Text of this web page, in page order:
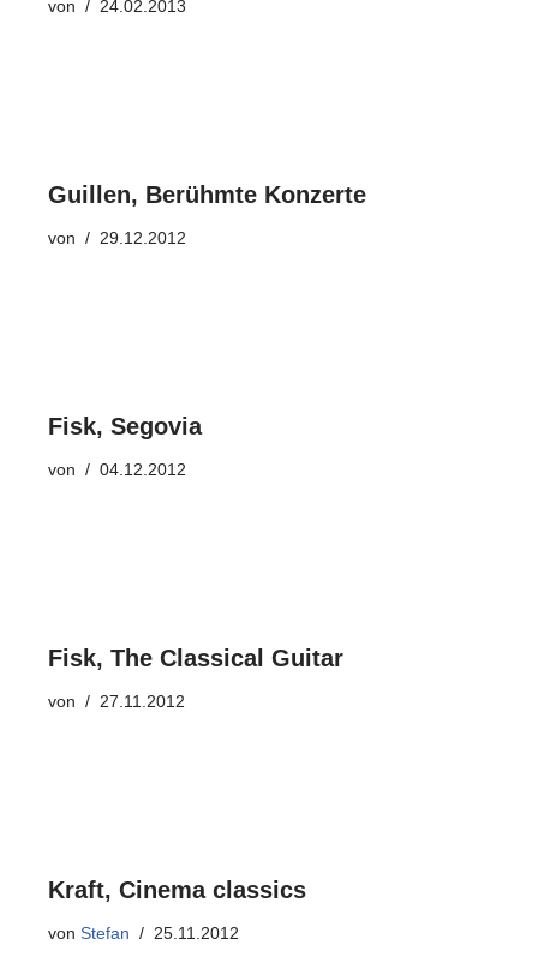
von 24.02.2013
Guillen, Berühmte Konzerte
von 29.12.2012
Fisk, Segovia
von 04.12.2012
Fisk, The Classical Guitar
von 27.11.2012
Kraft, Cinema classics
von Stefan 25.11.2012